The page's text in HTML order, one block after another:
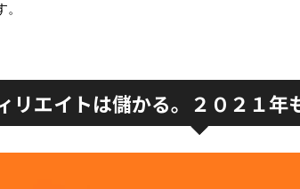
リエイトは儲かる。２０２１年